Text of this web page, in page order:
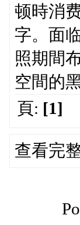
顿時消
字。面
照期間
空間的
頁: [1]
查看完